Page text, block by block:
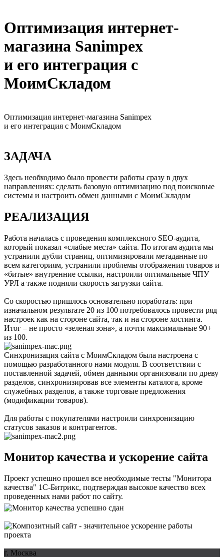
Оптимизация интернет-
магазина Sanimpex
и его интеграция с
МоимСкладом
Оптимизация интернет-магазина Sanimpex
и его интеграция с МоимСкладом
ЗАДАЧА
Здесь необходимо было провести работы сразу в двух
направлениях: сделать базовую оптимизацию под поисковые
системы и настроить обмен данными с МоимСкладом
РЕАЛИЗАЦИЯ
Работа началась с проведения комплексного SEO-аудита,
который показал «слабые места» сайта. По итогам аудита мы
устранили дубли страниц, оптимизировали метаданные по
всем категориям, устранили проблемы отображения товаров и
«битые» внутренние ссылки, настроили оптимальные ЧПУ
УРЛ а также подняли скорость загрузки сайта.
Со скоростью пришлось основательно поработать: при
изначальном результате 20 из 100 потребовалось провести ряд
настроек как на стороне сайта, так и на стороне хостинга.
Итог – не просто «зеленая зона», а почти максимальные 90+
из 100.
Синхронизация сайта с МоимСкладом была настроена с
помощью разработанного нами модуля. В соответствии с
поставленной задачей, обмен данными организовали по древу
разделов, синхронизировав все элементы каталога, кроме
служебных разделов, а также торговые предложения
(модификации товаров).
Для работы с покупателями настроили синхронизацию
статусов заказов и контрагентов.
Монитор качества и ускорение сайта
Проект успешно прошел все необходимые тесты "Монитора
качества" 1С-Битрикс, подтверждая высокое качество всех
проведенных нами работ по сайту.
г. Москва